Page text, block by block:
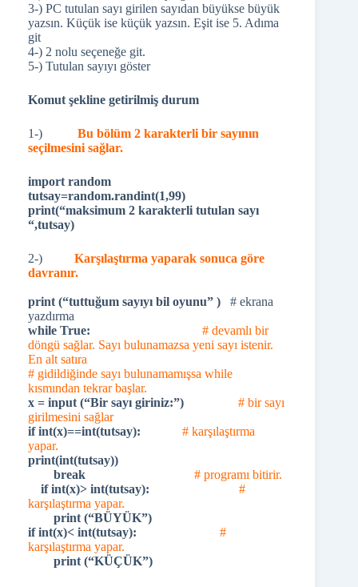
3-) PC tutulan sayı girilen sayıdan büyükse büyük
yazsın. Küçük ise küçük yazsın. Eşit ise 5. Adıma
git
4-) 2 nolu seçeneğe git.
5-) Tutulan sayıyı göster
Komut şekline getirilmiş durum
1-) Bu bölüm 2 karakterli bir sayının
seçilmesini sağlar.
import random
tutsay=random.randint(1,99)
print(“maksimum 2 karakterli tutulan sayı
“,tutsay)
2-) Karşılaştırma yaparak sonuca göre
davranır.
print (“tuttuğum sayıyı bil oyunu” ) # ekrana
yazdırma
while True:
# devamlı bir
döngü sağlar. Sayı bulunamazsa yeni sayı istenir.
En alt satıra
# gidildiğinde sayı bulunamamışsa while
kısmından tekrar başlar.
x = input (“Bir sayı giriniz:”)
# bir sayı
girilmesini sağlar
if int(x)==int(tutsay):
# karşılaştırma
yapar.
print(int(tutsay))
break
# programı bitirir.
if int(x)> int(tutsay):
#
karşılaştırma yapar.
print (“BÜYÜK”)
if int(x)< int(tutsay):
#
karşılaştırma yapar.
print (“KÜÇÜK”)